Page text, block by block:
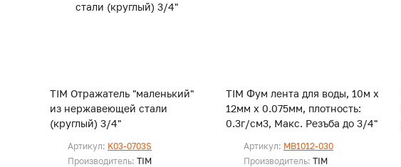
TIM Отражатель "маленький"
из нержавеющей стали
(круглый) 3/4"
Артикул: K03-0703S
Производитель: TIM
TIM Фум лента для воды, 10м х
12мм х 0.075мм, плотность:
0.3г/см3, Макс. Резъба до 3/4"
Артикул: MB1012-030
Производитель: TIM